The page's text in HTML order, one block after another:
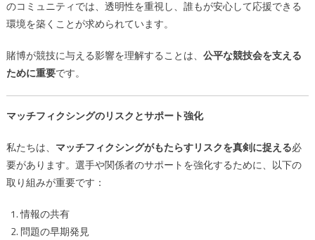
のコミュニティでは、透明性を重視し、誰もが安心して応援できる
環境を築くことが求められています。
賭博が競技に与える影響を理解することは、 公平な競技会を支える
ために重要です。
マッチフィクシングのリスクとサポート強化
私たちは、 マッチフィクシングがもたらすリスクを真剣に捉える必
要があります。選手や関係者のサポートを強化するために、以下の
取り組みが重要です：
情報の共有
問題の早期発見